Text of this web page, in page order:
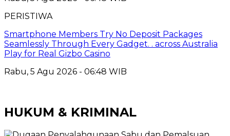
PERISTIWA
Smartphone Members Try No Deposit Packages
Seamlessly Through Every Gadget. . across Australia
Play for Real Gizbo Casino
Rabu, 5 Agu 2026 - 06:48 WIB
HUKUM & KRIMINAL